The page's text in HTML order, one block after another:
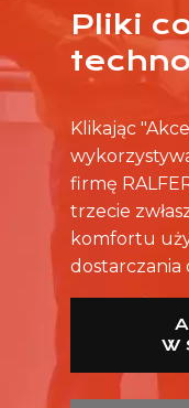
ŻADNA
SKONTAKTUJ
Pliki
Klikając
firmę
trzecie
komfortu
dostarczania